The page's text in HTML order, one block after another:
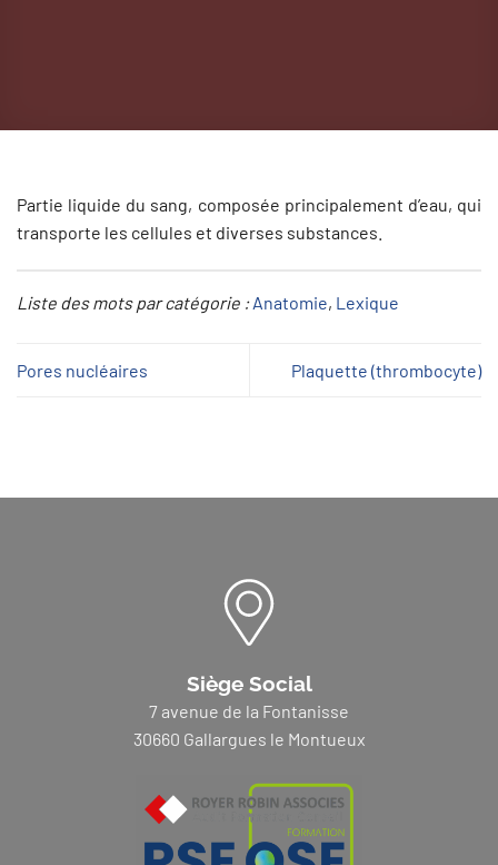
Partie liquide du sang, composée principalement d’eau, qui
transporte les cellules et diverses substances.
Liste des mots par catégorie :Anatomie, Lexique
Pores nucléaires Plaquette (thrombocyte)
Siège Social
7 avenue de la Fontanisse
30660 Gallargues le Montueux